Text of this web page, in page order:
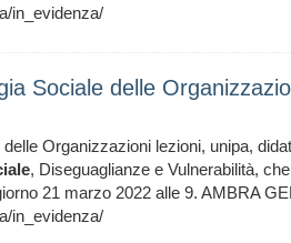
in_evidenza/
Sociale delle
Organizzazioni lezioni, unipa,
, Diseguaglianze e Vulnerabilità,
21 marzo 2022 alle 9. AMBRA
in_evidenza/